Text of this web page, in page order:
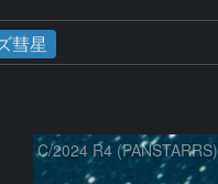
彗星
C/2024 R4 (PANSTARRS)